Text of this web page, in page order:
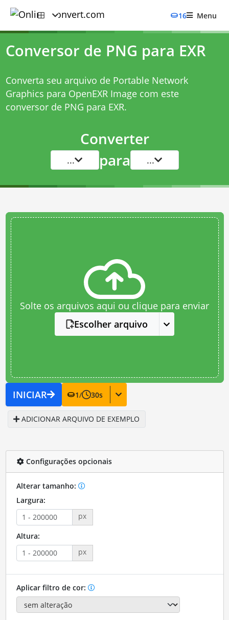
16 Menu
Conversor de PNG para EXR
Converta seu arquivo de Portable Network
Graphics para OpenEXR Image com este
conversor de PNG para EXR.
Converter
... para ...
Solte os arquivos aqui ou clique para enviar
Escolher arquivo
INICIAR 1/ 30s
ADICIONAR ARQUIVO DE EXEMPLO
Configurações opcionais
Alterar tamanho:
Largura:
px
Altura:
px
Aplicar filtro de cor: